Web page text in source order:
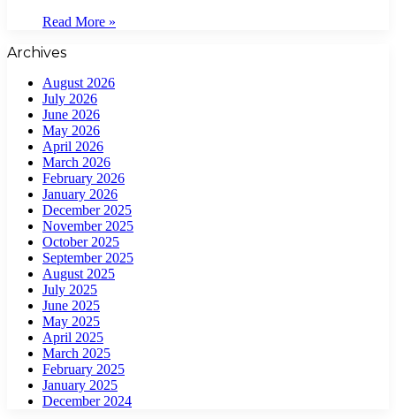
Read More »
Archives
August 2026
July 2026
June 2026
May 2026
April 2026
March 2026
February 2026
January 2026
December 2025
November 2025
October 2025
September 2025
August 2025
July 2025
June 2025
May 2025
April 2025
March 2025
February 2025
January 2025
December 2024